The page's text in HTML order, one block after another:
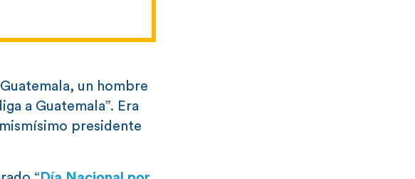
un hombre
a Guatemala”. Era
presidente